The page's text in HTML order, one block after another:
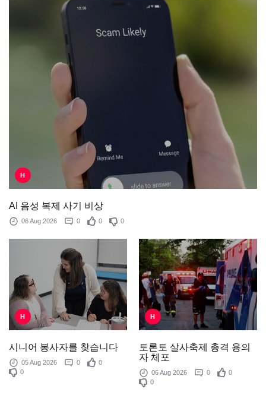
H
AI 음성 복제 사기 비상
06 Aug 2026 0 0 0
H
시니어 봉사자를 찾습니다
05 Aug 2026 0
0
0
H
토론토 살사축제 총격 용의
자 체포
06 Aug 2026 0
0
0